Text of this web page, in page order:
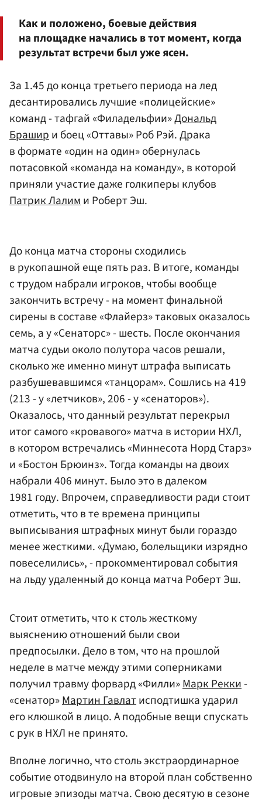
Как и положено, боевые действия
на площадке начались в тот момент, когда
результат встречи был уже ясен.
За 1.45 до конца третьего периода на лед
десантировались лучшие «полицейские»
команд - тафгай «Филадельфии»Дональд
Брашири боец «Оттавы» Роб Рэй. Драка
в формате «один на один» обернулась
потасовкой «команда на команду», в которой
приняли участие даже голкиперы клубов
Патрик Лалими Роберт Эш.
До конца матча стороны сходились
в рукопашной еще пять раз. В итоге, команды
с трудом набрали игроков, чтобы вообще
закончить встречу - на момент финальной
сирены в составе «Флайерз» таковых оказалось
семь, а у «Сенаторс» - шесть. После окончания
матча судьи около полутора часов решали,
сколько же именно минут штрафа выписать
разбушевавшимся «танцорам». Сошлись на 419
(213 - у «летчиков», 206 - у «сенаторов»).
Оказалось, что данный результат перекрыл
итог самого «кровавого» матча в истории НХЛ,
в котором встречались «Миннесота Норд Старз»
и «Бостон Брюинз». Тогда команды на двоих
набрали 406 минут. Было это в далеком
1981 году. Впрочем, справедливости ради стоит
отметить, что в те времена принципы
выписывания штрафных минут были гораздо
менее жесткими. «Думаю, болельщики изрядно
повеселились», - прокомментировал события
на льду удаленный до конца матча Роберт Эш.
Стоит отметить, что к столь жесткому
выяснению отношений были свои
предпосылки. Дело в том, что на прошлой
неделе в матче между этими соперниками
получил травму форвард «Филли»Марк Рекки-
«сенатор»Мартин Гавлатисподтишка ударил
его клюшкой в лицо. А подобные вещи спускать
с рук в НХЛ не принято.
Вполне логично, что столь экстраординарное
событие отодвинуло на второй план собственно
игровые эпизоды матча. Свою десятую в сезоне